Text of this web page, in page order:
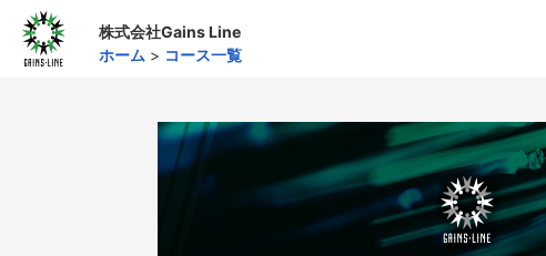
株式会社Gains Line
ホーム > コース一覧